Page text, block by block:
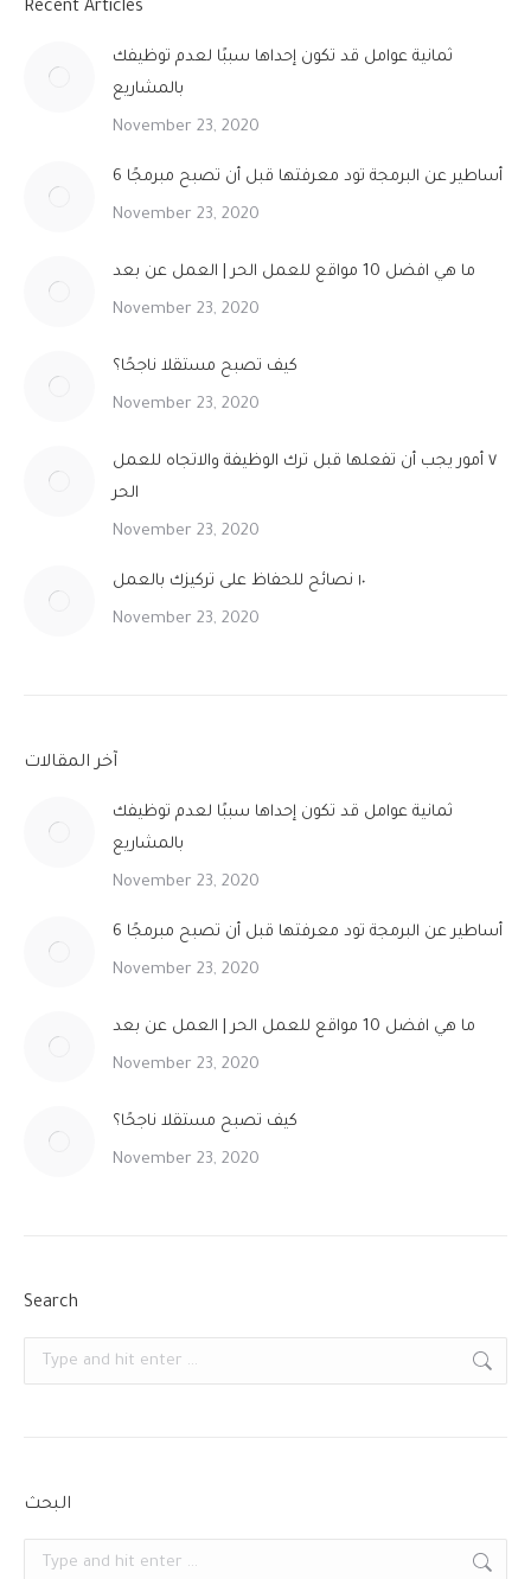
Recent Articles
ثمانية عوامل قد تكون إحداها سببًا لعدم توظيفك
بالمشاريع
November 23, 2020
6 أساطير عن البرمجة تود معرفتها قبل أن تصبح مبرمجًا
November 23, 2020
ما هي افضل 10 مواقع للعمل الحر | العمل عن بعد
November 23, 2020
كيف تصبح مستقلا ناجحًا؟
November 23, 2020
٧ أمور يجب أن تفعلها قبل ترك الوظيفة والاتجاه للعمل
الحر
November 23, 2020
١٠ نصائح للحفاظ على تركيزك بالعمل
November 23, 2020
آخر المقالات
ثمانية عوامل قد تكون إحداها سببًا لعدم توظيفك
بالمشاريع
November 23, 2020
6 أساطير عن البرمجة تود معرفتها قبل أن تصبح مبرمجًا
November 23, 2020
ما هي افضل 10 مواقع للعمل الحر | العمل عن بعد
November 23, 2020
كيف تصبح مستقلا ناجحًا؟
November 23, 2020
Search
Search:
البحث
Search: